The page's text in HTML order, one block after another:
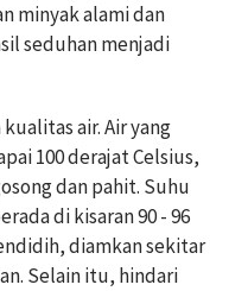
minyak alami dan
seduhan menjadi
air. Air yang
100 derajat Celsius,
dan pahit. Suhu
di kisaran 90 - 96
diamkan sekitar
Selain itu, hindari